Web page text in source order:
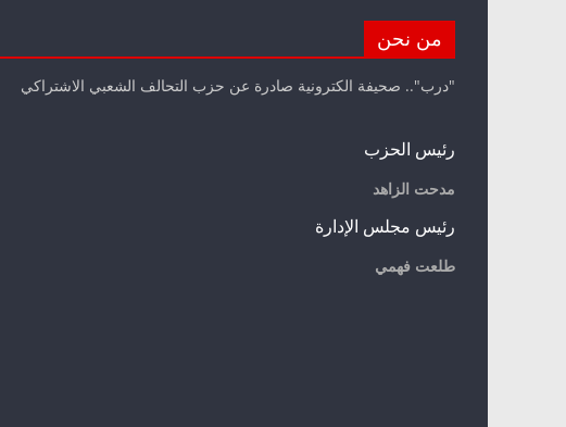
من نحن
"درب".. صحيفة الكترونية صادرة عن حزب التحالف الشعبي الاشتراكي
رئيس الحزب
مدحت الزاهد
رئيس مجلس الإدارة
طلعت فهمي